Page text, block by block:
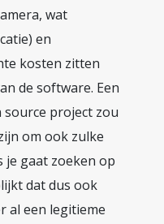
wat
en
kosten zitten
de software. Een
project zou
om ook zulke
je gaat zoeken op
dat dus ook
al een legitieme